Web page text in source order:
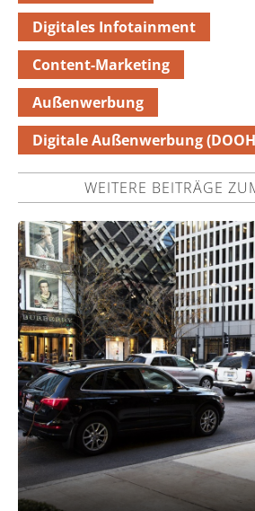
Digitales Infotainment
Content-Marketing
Außenwerbung
Digitale Außenwerbung
WEITERE BEITRÄGE